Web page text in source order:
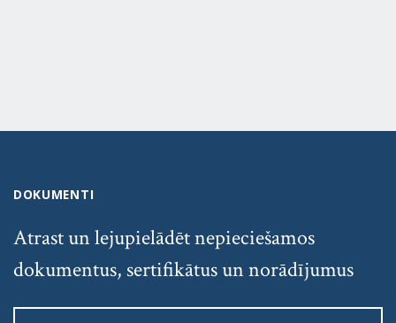
DOKUMENTI
Atrast un lejupielādēt nepieciešamos
dokumentus, sertifikātus un norādījumus